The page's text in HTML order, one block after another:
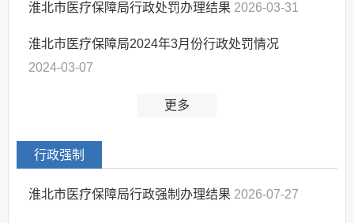
其他法定信息
淮北市医疗保障局行政处罚办理结果 2026-03-31
淮北市医疗保障局2024年3月份行政处罚情况
2024-03-07
更多
行政强制
淮北市医疗保障局行政强制办理结果 2026-07-27